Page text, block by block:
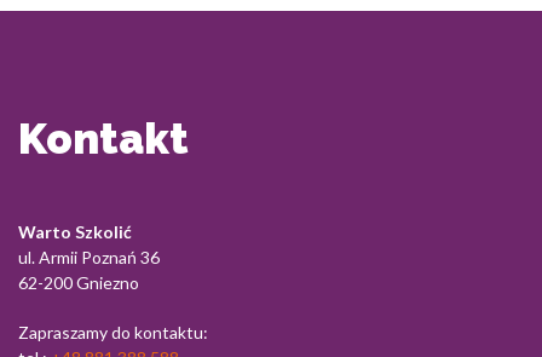
Kontakt
Warto Szkolić
ul. Armii Poznań 36
62-200 Gniezno
Zapraszamy do kontaktu: